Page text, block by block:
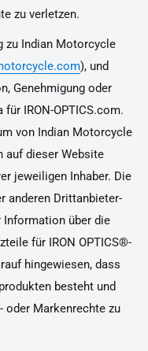
zu verletzen.
zu Indian Motorcycle
), und
Genehmigung oder
IRON-OPTICS.com.
von Indian Motorcycle
auf dieser Website
jeweiligen Inhaber. Die
anderen Drittanbieter-
über die
für IRON OPTICS®-
hingewiesen, dass
besteht und
oder Markenrechte zu